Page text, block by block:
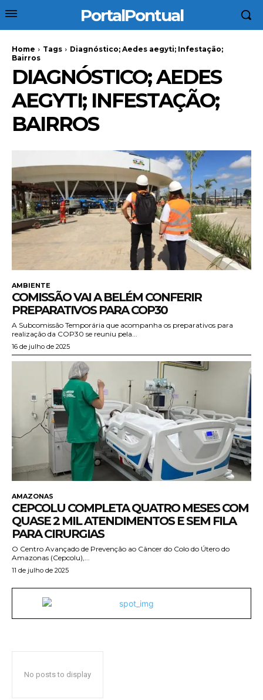
PortalPontual
Home Tags
Diagnóstico; Aedes aegyti; Infestação;
Bairros
DIAGNÓSTICO; AEDES
AEGYTI; INFESTAÇÃO;
BAIRROS
AMBIENTE
COMISSÃO VAI A BELÉM CONFERIR
PREPARATIVOS PARA COP30
A Subcomissão Temporária que acompanha os preparativos para
realização da COP30 se reuniu pela...
16 de julho de 2025
AMAZONAS
CEPCOLU COMPLETA QUATRO MESES COM
QUASE 2 MIL ATENDIMENTOS E SEM FILA
PARA CIRURGIAS
O Centro Avançado de Prevenção ao Câncer do Colo do Útero do
Amazonas (Cepcolu),...
11 de julho de 2025
No posts to display